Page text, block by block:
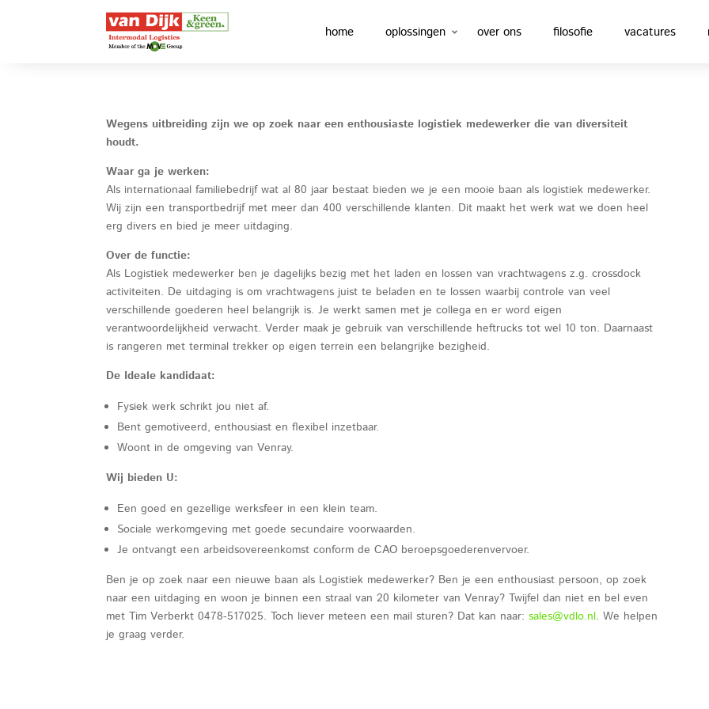
home oplossingen over ons filosofie vacatures
Wegens uitbreiding zijn we op zoek naar een enthousiaste logistiek medewerker die van diversiteit
houdt.
Waar ga je werken:
Als internationaal familiebedrijf wat al 80 jaar bestaat bieden we je een mooie baan als logistiek medewerker.
Wij zijn een transportbedrijf met meer dan 400 verschillende klanten. Dit maakt het werk wat we doen heel
erg divers en bied je meer uitdaging.
Over de functie:
Als Logistiek medewerker ben je dagelijks bezig met het laden en lossen van vrachtwagens z.g. crossdock
activiteiten. De uitdaging is om vrachtwagens juist te beladen en te lossen waarbij controle van veel
verschillende goederen heel belangrijk is. Je werkt samen met je collega en er word eigen
verantwoordelijkheid verwacht. Verder maak je gebruik van verschillende heftrucks tot wel 10 ton. Daarnaast
is rangeren met terminal trekker op eigen terrein een belangrijke bezigheid.
De Ideale kandidaat:
Fysiek werk schrikt jou niet af.
Bent gemotiveerd, enthousiast en flexibel inzetbaar.
Woont in de omgeving van Venray.
Wij bieden U:
Een goed en gezellige werksfeer in een klein team.
Sociale werkomgeving met goede secundaire voorwaarden.
Je ontvangt een arbeidsovereenkomst conform de CAO beroepsgoederenvervoer.
Ben je op zoek naar een nieuwe baan als Logistiek medewerker? Ben je een enthousiast persoon, op zoek
naar een uitdaging en woon je binnen een straal van 20 kilometer van Venray? Twijfel dan niet en bel even
met Tim Verberkt 0478-517025. Toch liever meteen een mail sturen? Dat kan naar:sales@vdlo.nl. We helpen
je graag verder.